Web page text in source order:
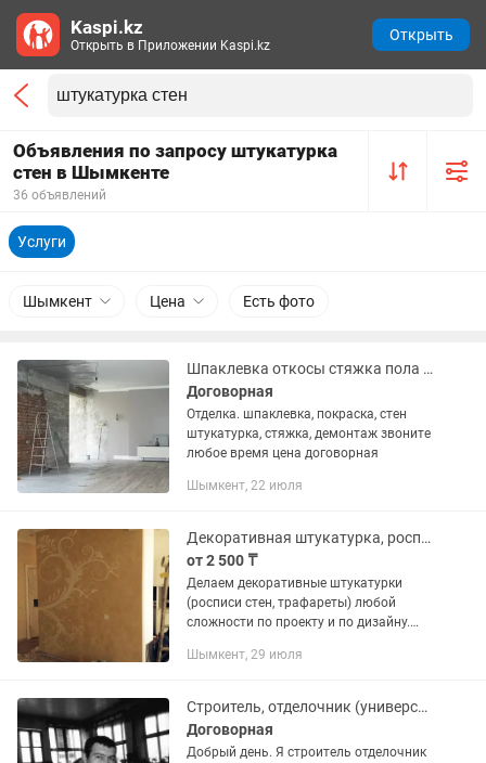
Объявления по запросу штукатурка
стен в Шымкенте
36 объявлений
Услуги
Шымкент Цена Есть фото
Шпаклевка откосы стяжка пола покраска стен штукатурка и разнорабочий
Договорная
Отделка. шпаклевка, покраска, стен
штукатурка, стяжка, демонтаж звоните
любое время цена договорная
Шымкент, 22 июля
Декоративная штукатурка, роспись стен, трафареты, покраска стен.
от 2 500 ₸
Делаем декоративные штукатурки
(росписи стен, трафареты) любой
сложности по проекту и по дизайну.
воздушным, безвоздушным
Шымкент, 29 июля
Строитель, отделочник (универсал)
Договорная
Добрый день. Я строитель отделочник
Kaspi.kz
Открыть в Приложении Kaspi.kz
Открыть